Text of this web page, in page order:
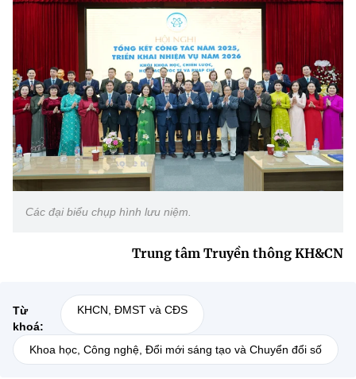
Các đại biểu chụp hình lưu niệm.
Trung tâm Truyền thông KH&CN
Từ
khoá:
KHCN, ĐMST và CĐS
Khoa học, Công nghệ, Đổi mới sáng tạo và Chuyển đổi số